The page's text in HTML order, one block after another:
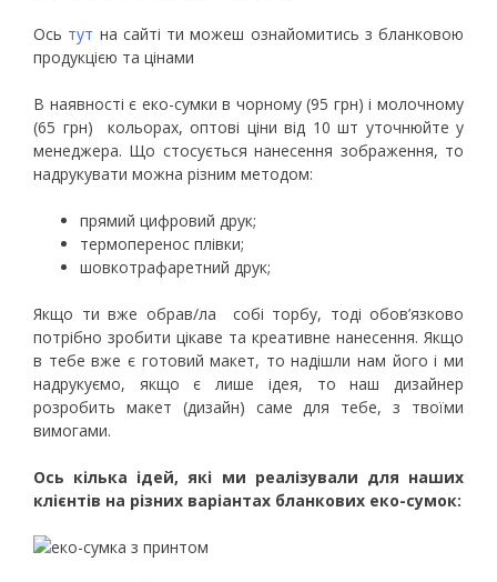
Ось тут на сайті ти можеш ознайомитись з бланковою
продукцією та цінами
В наявності є еко-сумки в чорному(95 грн) і молочному
(65 грн) кольорах, оптові ціни від 10 шт уточнюйте у
менеджера. Що стосується нанесення зображення, то
надрукувати можна різним методом:
прямий цифровий друк;
термоперенос плівки;
шовкотрафаретний друк;
Якщо ти вже обрав/ла собі торбу, тоді обов’язково
потрібно зробити цікаве та креативне нанесення. Якщо
в тебе вже є готовий макет, то надішли нам його і ми
надрукуємо, якщо є лише ідея, то наш дизайнер
розробить макет (дизайн) саме для тебе, з твоїми
вимогами.
Ось кілька ідей, які ми реалізували для наших
клієнтів на різних варіантах бланкових еко-сумок: